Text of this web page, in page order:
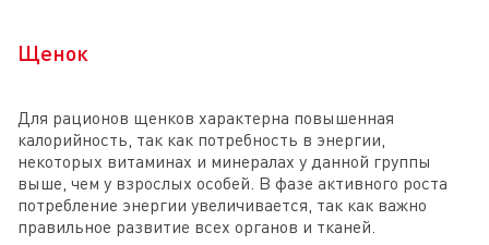
Щенок
Для рационов щенков характерна повышенная
калорийность, так как потребность в энергии,
некоторых витаминах и минералах у данной группы
выше, чем у взрослых особей. В фазе активного роста
потребление энергии увеличивается, так как важно
правильное развитие всех органов и тканей.